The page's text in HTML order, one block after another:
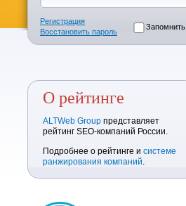
Регистрация
Восстановить пароль
Запомнить
О рейтинге
ALTWeb Group представляет
рейтинг SEO-компаний России.
Подробнее о рейтинге и системе
ранжирования компаний.